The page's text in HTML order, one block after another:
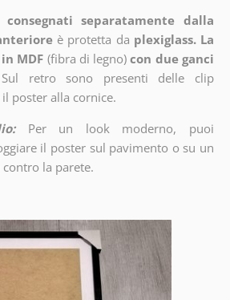
separatamente dalla
è protetta da plexiglass. La
MDF (fibra di legno) con due ganci
Sul retro sono presenti delle clip
poster alla cornice.
Per un look moderno, puoi
il poster sul pavimento o su un
la parete.